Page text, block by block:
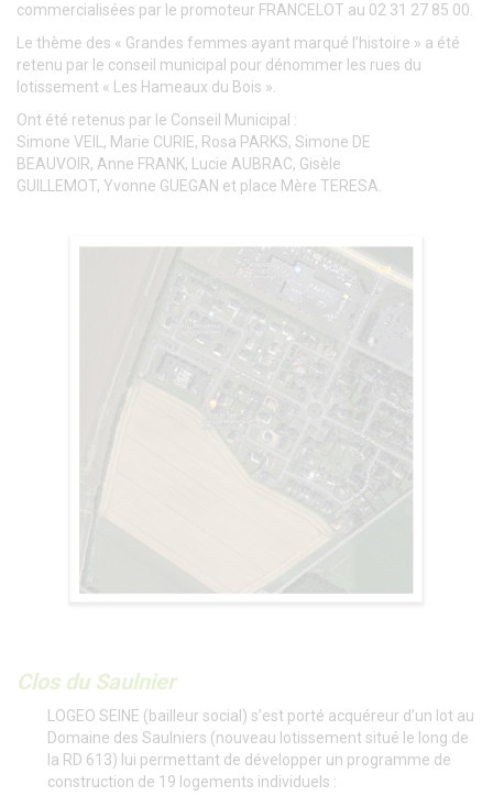
commercialisées par le promoteur FRANCELOT au 02 31 27 85 00.
Le thème des « Grandes femmes ayant marqué l’histoire » a été
retenu par le conseil municipal pour dénommer les rues du
lotissement « Les Hameaux du Bois ».
Ont été retenus par le Conseil Municipal :
Simone VEIL, Marie CURIE, Rosa PARKS, Simone DE
BEAUVOIR, Anne FRANK, Lucie AUBRAC, Gisèle
GUILLEMOT, Yvonne GUEGAN et place Mère TERESA.
Clos du Saulnier
LOGEO SEINE (bailleur social) s’est porté acquéreur d’un lot au
Domaine des Saulniers (nouveau lotissement situé le long de
la RD 613) lui permettant de développer un programme de
construction de 19 logements individuels :